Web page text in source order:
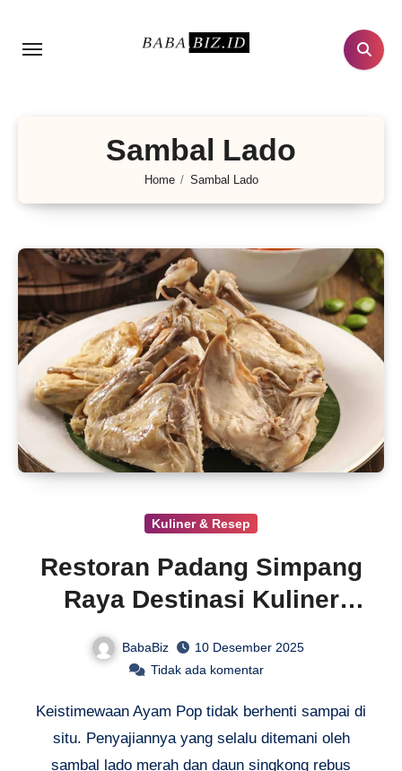
Sambal Lado
Home Sambal Lado
Kuliner & Resep
Restoran Padang Simpang
Raya Destinasi Kuliner
BabaBiz
10 Desember 2025
Tidak ada komentar
Keistimewaan Ayam Pop tidak berhenti sampai di
situ. Penyajiannya yang selalu ditemani oleh
sambal lado merah dan daun singkong rebus